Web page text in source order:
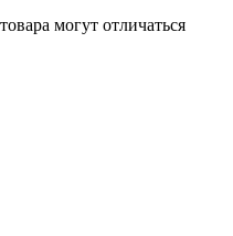
могут отличаться